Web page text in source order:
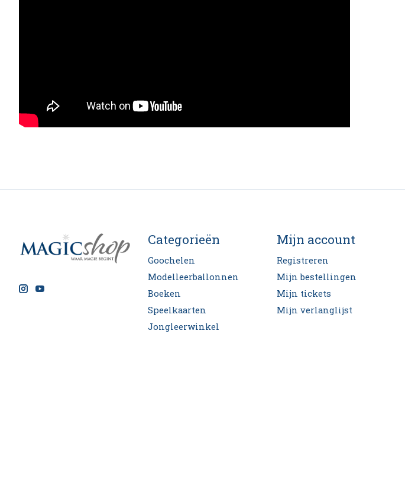
Categorieën
Goochelen
Modelleerballonnen
Boeken
Speelkaarten
Jongleerwinkel
Mijn account
Registreren
Mijn bestellingen
Mijn tickets
Mijn verlanglijst